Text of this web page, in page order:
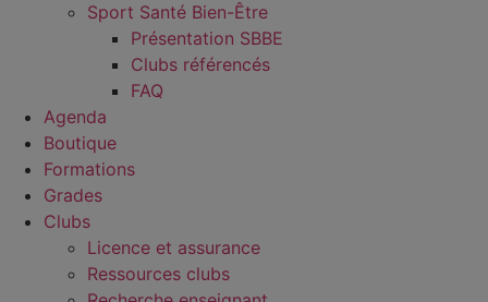
Sport Santé Bien-Être
Présentation SBBE
Clubs référencés
FAQ
Agenda
Boutique
Formations
Grades
Clubs
Licence et assurance
Ressources clubs